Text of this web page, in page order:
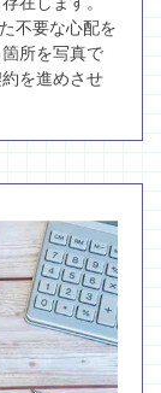
不要な心配を
所を写真で
を進めさせ